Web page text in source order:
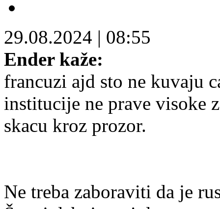
29.08.2024 | 08:55
Ender kaže:
francuzi ajd sto ne kuvaju
institucije ne prave visoke
skacu kroz prozor.
Ne treba zaboraviti da je